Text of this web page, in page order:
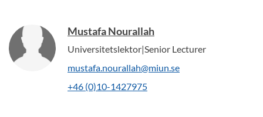
Mustafa Nourallah
Universitetslektor|Senior Lecturer
mustafa.nourallah@miun.se
+46 (0)10-1427975